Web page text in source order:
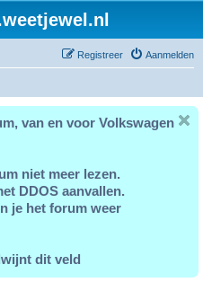
Aanmelden
Registreer
van en voor Volkswagen
niet meer lezen.
DDOS aanvallen.
je het forum weer
dit veld